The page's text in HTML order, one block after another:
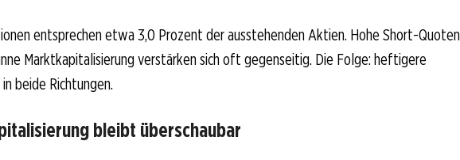
entsprechen etwa 3,0 Prozent der ausstehenden Aktien. Hohe Short-Quoten
Marktkapitalisierung verstärken sich oft gegenseitig. Die Folge: heftigere
beide Richtungen.
bleibt überschaubar